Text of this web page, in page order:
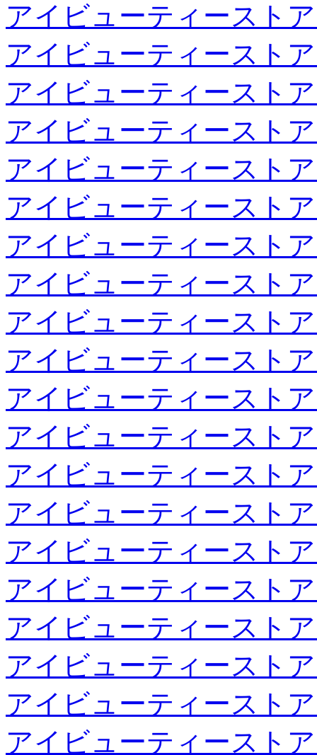
アイビューティースト
アイビューティースト
アイビューティースト
アイビューティースト
アイビューティースト
アイビューティースト
アイビューティースト
アイビューティースト
アイビューティースト
アイビューティースト
アイビューティースト
アイビューティースト
アイビューティースト
アイビューティースト
アイビューティースト
アイビューティースト
アイビューティースト
アイビューティースト
アイビューティースト
アイビューティースト